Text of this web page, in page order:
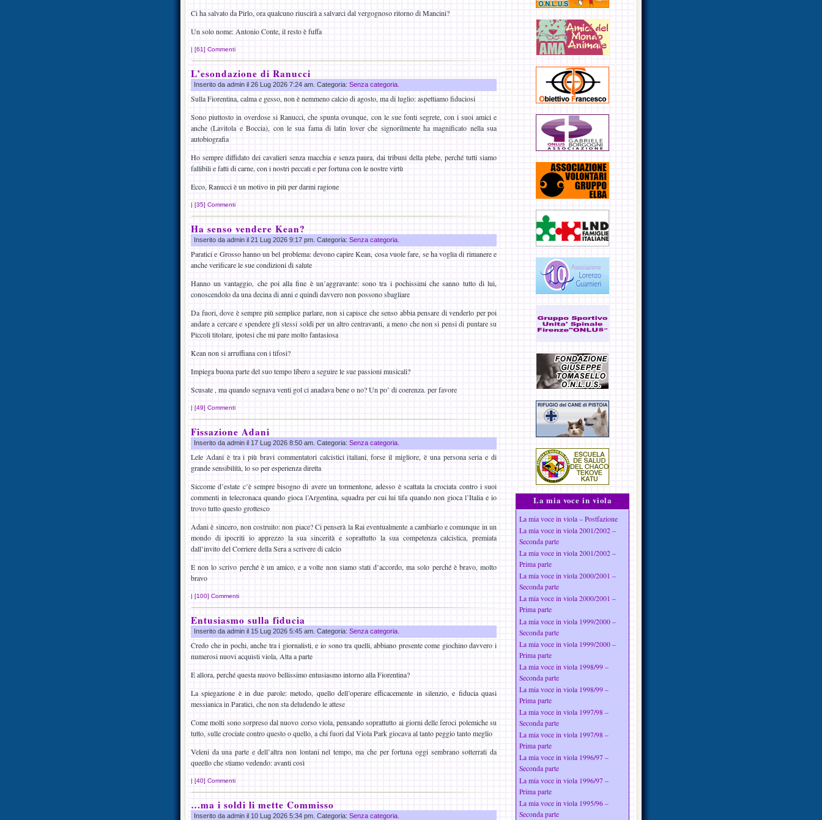
Ci ha salvato da Pirlo, ora qualcuno riuscirà a salvarci dal vergognoso ritorno di Mancini?
Un solo nome: Antonio Conte, il resto è fuffa
| [61] Commenti
L’esondazione di Ranucci
Inserito da admin il 26 Lug 2026 7:24 am. Categoria: Senza categoria
Sulla Fiorentina, calma e gesso, non è nemmeno calcio di agosto, ma di luglio: aspettiamo fiduciosi
Sono piuttosto in overdose si Ranucci, che spunta ovunque, con le sue fonti segrete, con i suoi amici e
anche (Lavitola e Boccia), con le sua fama di latin lover che signorilmente ha magnificato nella sua
autobiografia
Ho sempre diffidato dei cavalieri senza macchia e senza paura, dai tribuni della plebe, perché tutti siamo
fallibili e fatti di carne, con i nostri peccati e per fortuna con le nostre virtù
Ecco, Ranucci è un motivo in più per darmi ragione
| [35] Commenti
Ha senso vendere Kean?
Inserito da admin il 21 Lug 2026 9:17 pm. Categoria: Senza categoria
Paratici e Grosso hanno un bel problema: devono capire Kean, cosa vuole fare, se ha voglia di rimanere e
anche verificare le sue condizioni di salute
Hanno un vantaggio, che poi alla fine è un’aggravante: sono tra i pochissimi che sanno tutto di lui,
conoscendolo da una decina di anni e quindi davvero non possono sbagliare
Da fuori, dove è sempre più semplice parlare, non si capisce che senso abbia pensare di venderlo per poi
andare a cercare e spendere gli stessi soldi per un altro centravanti, a meno che non si pensi di puntare su
Piccoli titolare, ipotesi che mi pare molto fantasiosa
Kean non si arruffiana con i tifosi?
Impiega buona parte del suo tempo libero a seguire le sue passioni musicali?
Scusate , ma quando segnava venti gol ci anadava bene o no? Un po’ di coerenza. per favore
| [49] Commenti
Fissazione Adani
Inserito da admin il 17 Lug 2026 8:50 am. Categoria: Senza categoria
Lele Adani è tra i più bravi commentatori calcistici italiani, forse il migliore, è una persona seria e di
grande sensibilità, lo so per esperienza diretta
Siccome d’estate c’è sempre bisogno di avere un tormentone, adesso è scattata la crociata contro i suoi
commenti in telecronaca quando gioca l’Argentina, squadra per cui lui tifa quando non gioca l’Italia e io
trovo tutto questo grottesco
Adani è sincero, non costruito: non piace? Ci penserà la Rai eventualmente a cambiarlo e comunque in un
mondo di ipocriti io apprezzo la sua sincerità e soprattutto la sua competenza calcistica, premiata
dall’invito del Corriere della Sera a scrivere di calcio
E non lo scrivo perché è un amico, e a volte non siamo stati d’accordo, ma solo perché è bravo, molto
bravo
| [100] Commenti
Entusiasmo sulla fiducia
Inserito da admin il 15 Lug 2026 5:45 am. Categoria: Senza categoria
Credo che in pochi, anche tra i giornalisti, e io sono tra quelli, abbiano presente come giochino davvero i
numerosi nuovi acquisti viola, Atta a parte
E allora, perché questa nuovo bellissimo entusiasmo intorno alla Fiorentina?
La spiegazione è in due parole: metodo, quello dell’operare efficacemente in silenzio, e fiducia quasi
messianica in Paratici, che non sta deludendo le attese
Come molti sono sorpreso dal nuovo corso viola, pensando soprattutto ai giorni delle feroci polemiche su
tutto, sulle crociate contro questo o quello, a chi fuori dal Viola Park giocava al tanto peggio tanto meglio
Veleni da una parte e dell’altra non lontani nel tempo, ma che per fortuna oggi sembrano sotterrati da
queello che stiamo vedendo: avanti così
| [40] Commenti
…ma i soldi li mette Commisso
Inserito da admin il 10 Lug 2026 5:34 pm. Categoria: Senza categoria
La mia voce in viola
La mia voce in viola – Postfazione
La mia voce in viola 2001/2002 –
Seconda parte
La mia voce in viola 2001/2002 –
Prima parte
La mia voce in viola 2000/2001 –
Seconda parte
La mia voce in viola 2000/2001 –
Prima parte
La mia voce in viola 1999/2000 –
Seconda parte
La mia voce in viola 1999/2000 –
Prima parte
La mia voce in viola 1998/99 –
Seconda parte
La mia voce in viola 1998/99 –
Prima parte
La mia voce in viola 1997/98 –
Seconda parte
La mia voce in viola 1997/98 –
Prima parte
La mia voce in viola 1996/97 –
Seconda parte
La mia voce in viola 1996/97 –
Prima parte
La mia voce in viola 1995/96 –
Seconda parte